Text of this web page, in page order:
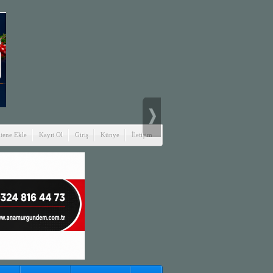
Ekle Kayıt Ol Giriş Künye İletişim